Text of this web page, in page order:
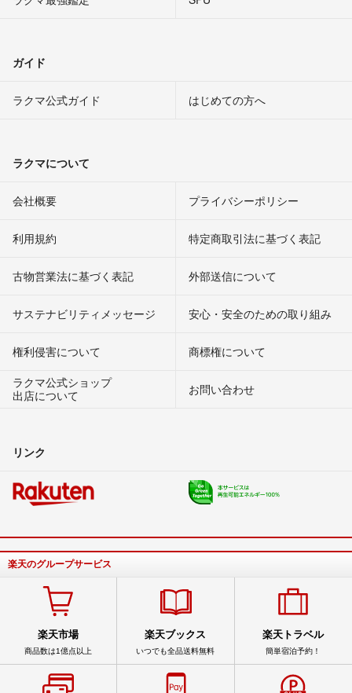
ガイド
ラクマ公式ガイド はじめての方へ
ラクマについて
会社概要 プライバシーポリシー
利用規約 特定商取引法に基づく表記
古物営業法に基づく表記 外部送信について
サステナビリティメッセージ 安心・安全のための取り組み
権利侵害について
商標権について
ラクマ公式ショップ
出店について
お問い合わせ
リンク
楽天のグループサービス
楽天市場
商品数は1億点以上
楽天ブックス
いつでも全品送料無料
楽天トラベル
簡単宿泊予約！